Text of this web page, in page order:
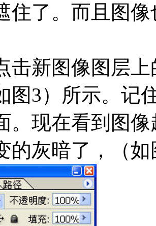
住了。而且图
击新图像图层
图3）所示。记
。现在看到图
的灰暗了，（